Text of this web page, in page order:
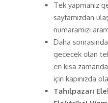
Tek yapmanız
sayfamızdan
numaramızı
Daha
geçecek olan
en kısa
için kapınızda
Tahılpazarı